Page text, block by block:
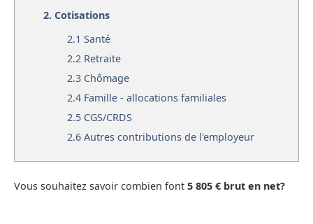
2. Cotisations
2.1 Santé
2.2 Retraite
2.3 Chômage
2.4 Famille - allocations familiales
2.5 CGS/CRDS
2.6 Autres contributions de l'employeur
Vous souhaitez savoir combien font 5 805 € brut en net?